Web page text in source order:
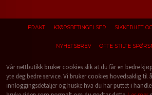
FRAKT KJØPSBETINGELSER SIKKERHET
NYHETSBREV OFTE STILTE
Vår nettbutikk bruker cookies slik at du får en bedre
yte deg bedre service. Vi bruker cookies hovedsaklig til
innloggingsdetaljer og huske hva du har puttet i